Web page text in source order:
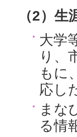
（2）
大学
り、
もに
応し
まな
る情